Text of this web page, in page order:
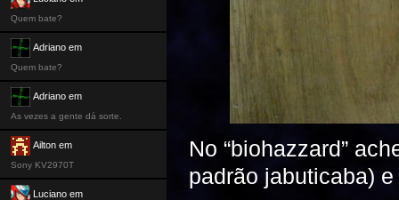
No “biohazzard”
padrão jabuticaba)
Quem bate?
Adriano em
Quem bate?
Adriano em
As vezes a gente dá sorte.
Ailton em
Sony KV2970T
Luciano em